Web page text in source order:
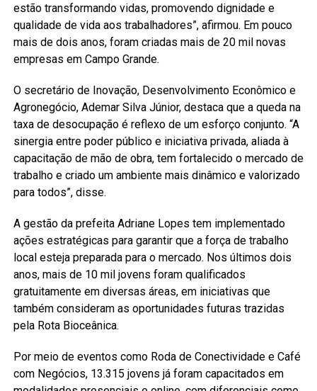
estão transformando vidas, promovendo dignidade e
qualidade de vida aos trabalhadores”, afirmou. Em pouco
mais de dois anos, foram criadas mais de 20 mil novas
empresas em Campo Grande.
O secretário de Inovação, Desenvolvimento Econômico e
Agronegócio, Ademar Silva Júnior, destaca que a queda na
taxa de desocupação é reflexo de um esforço conjunto. “A
sinergia entre poder público e iniciativa privada, aliada à
capacitação de mão de obra, tem fortalecido o mercado de
trabalho e criado um ambiente mais dinâmico e valorizado
para todos”, disse.
A gestão da prefeita Adriane Lopes tem implementado
ações estratégicas para garantir que a força de trabalho
local esteja preparada para o mercado. Nos últimos dois
anos, mais de 10 mil jovens foram qualificados
gratuitamente em diversas áreas, em iniciativas que
também consideram as oportunidades futuras trazidas
pela Rota Bioceânica.
Por meio de eventos como Roda de Conectividade e Café
com Negócios, 13.315 jovens já foram capacitados em